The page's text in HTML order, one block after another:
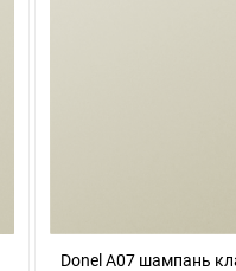
Donel A07 шампань